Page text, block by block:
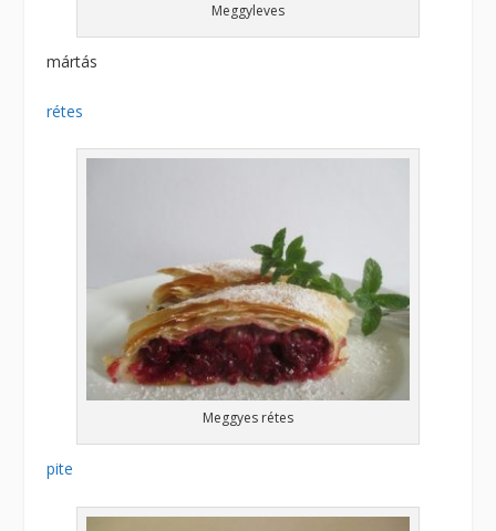
Meggyleves
mártás
rétes
Meggyes rétes
pite